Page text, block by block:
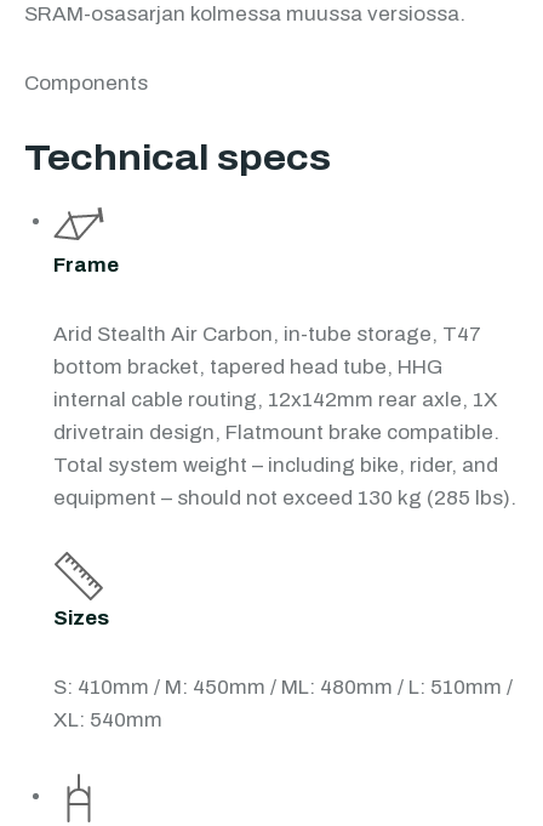
SRAM-osasarjan kolmessa muussa versiossa.
Components
Technical specs
Frame
Arid Stealth Air Carbon, in-tube storage, T47
bottom bracket, tapered head tube, HHG
internal cable routing, 12x142mm rear axle, 1X
drivetrain design, Flatmount brake compatible.
Total system weight – including bike, rider, and
equipment – should not exceed 130 kg (285 lbs).
Sizes
S: 410mm / M: 450mm / ML: 480mm / L: 510mm /
XL: 540mm